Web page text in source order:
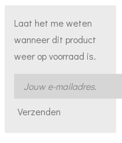
Laat het me weten
wanneer dit product
weer op voorraad is.
Verzenden